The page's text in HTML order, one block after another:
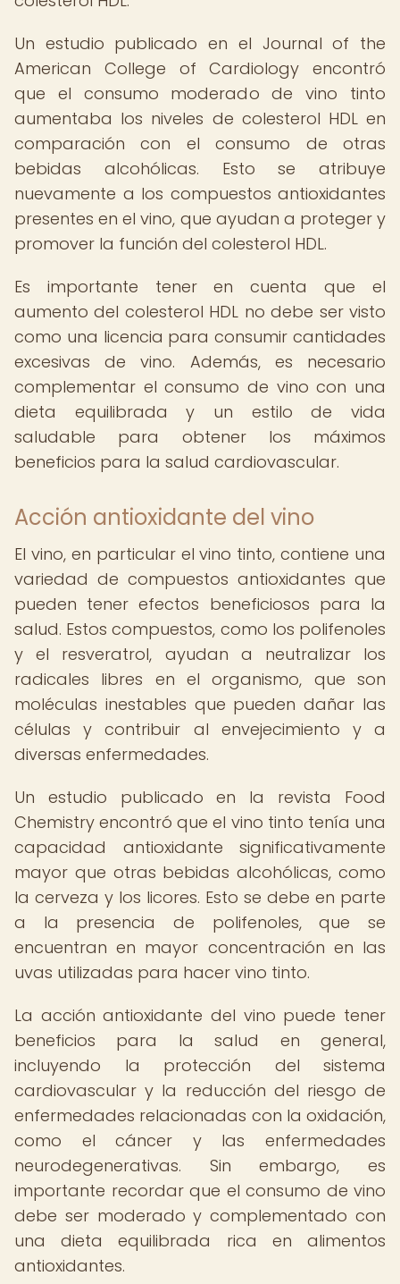
Un estudio publicado en el Journal of the
American College of Cardiology encontró
que el consumo moderado de vino tinto
aumentaba los niveles de colesterol HDL en
comparación con el consumo de otras
bebidas alcohólicas. Esto se atribuye
nuevamente a los compuestos antioxidantes
presentes en el vino, que ayudan a proteger y
promover la función del colesterol HDL.
Es importante tener en cuenta que el
aumento del colesterol HDL no debe ser visto
como una licencia para consumir cantidades
excesivas de vino. Además, es necesario
complementar el consumo de vino con una
dieta equilibrada y un estilo de vida
saludable para obtener los máximos
beneficios para la salud cardiovascular.
Acción antioxidante del vino
El vino, en particular el vino tinto, contiene una
variedad de compuestos antioxidantes que
pueden tener efectos beneficiosos para la
salud. Estos compuestos, como los polifenoles
y el resveratrol, ayudan a neutralizar los
radicales libres en el organismo, que son
moléculas inestables que pueden dañar las
células y contribuir al envejecimiento y a
diversas enfermedades.
Un estudio publicado en la revista Food
Chemistry encontró que el vino tinto tenía una
capacidad antioxidante significativamente
mayor que otras bebidas alcohólicas, como
la cerveza y los licores. Esto se debe en parte
a la presencia de polifenoles, que se
encuentran en mayor concentración en las
uvas utilizadas para hacer vino tinto.
La acción antioxidante del vino puede tener
beneficios para la salud en general,
incluyendo la protección del sistema
cardiovascular y la reducción del riesgo de
enfermedades relacionadas con la oxidación,
como el cáncer y las enfermedades
neurodegenerativas. Sin embargo, es
importante recordar que el consumo de vino
debe ser moderado y complementado con
una dieta equilibrada rica en alimentos
antioxidantes.